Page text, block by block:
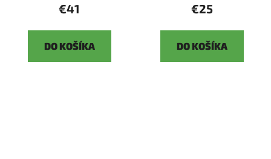
€41
DO KOŠÍKA
€25
DO KOŠÍKA